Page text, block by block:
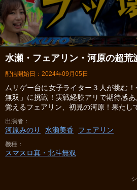
水瀬・フェアリン・河原の超荒
配信開始日：2024年09月05日
ムリゲー台に女子ライター３人が挑む
無双」に挑戦！実戦経験アリで期待感
覚えるフェアリン、初見の河原！果たし
出演者
河原みのり 水瀬美香 フェアリン
機種
スマスロ真・北斗無双